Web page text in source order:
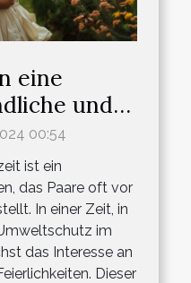
eine
und
plant
00:54
ist ein
das Paare oft vor
In einer Zeit, in
im
das Interesse an
Dieser